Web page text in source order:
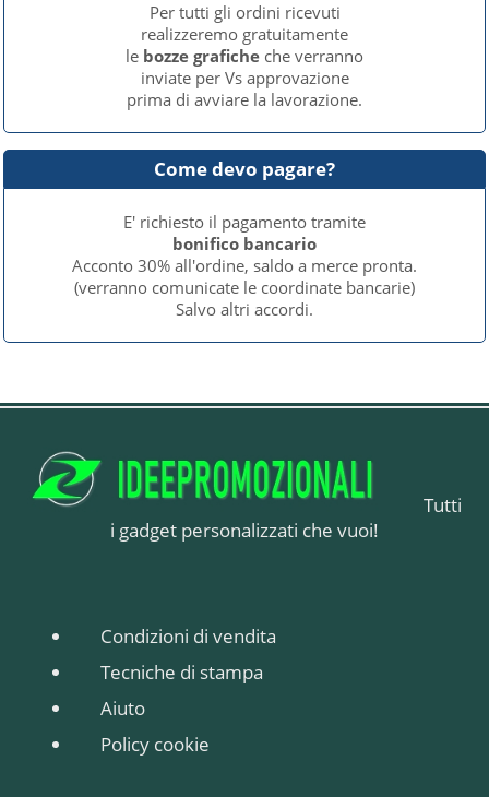
Per tutti gli ordini ricevuti
realizzeremo gratuitamente
le bozze grafiche che verranno
inviate per Vs approvazione
prima di avviare la lavorazione.
Come devo pagare?
E' richiesto il pagamento tramite
bonifico bancario
Acconto 30% all'ordine, saldo a merce pronta.
(verranno comunicate le coordinate bancarie)
Salvo altri accordi.
Tutti
i gadget personalizzati che vuoi!
Condizioni di vendita
Tecniche di stampa
Aiuto
Policy cookie